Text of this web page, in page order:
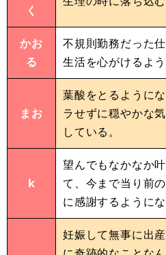
く
かお
る
不規則勤務だった
生活を心がけるよ
まお
葉酸をとるように
ラせずに穏やかな
している。
k
望んでもなかなか
て、今まで当り前
に感謝するようにな
妊娠して無事に出